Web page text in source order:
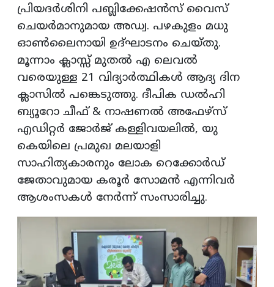
പ്രിയദര്‍ശിനി പബ്ലിക്കേഷന്‍സ് വൈസ്
ചെയര്‍മാനുമായ അഡ്വ. പഴകുളം മധു
ഓണ്‍ലൈനായി ഉദ്ഘാടനം ചെയ്തു.
മൂന്നാം ക്ലാസ്സ് മുതല്‍ എ ലെവല്‍
വരെയുള്ള 21 വിദ്യാര്‍ത്ഥികള്‍ ആദ്യ ദിന
ക്ലാസില്‍ പങ്കെടുത്തു. ദീപിക ഡല്‍ഹി
ബ്യൂറോ ചീഫ് & നാഷണല്‍ അഫേഴ്‌സ്
എഡിറ്റര്‍ ജോര്‍ജ് കള്ളിവയലില്‍, യു
കെയിലെ പ്രമുഖ മലയാളി
സാഹിത്യകാരനും ലോക റെക്കോര്‍ഡ്
ജേതാവുമായ കരൂര്‍ സോമന്‍ എന്നിവര്‍
ആശംസകള്‍ നേര്‍ന്ന് സംസാരിച്ചു.